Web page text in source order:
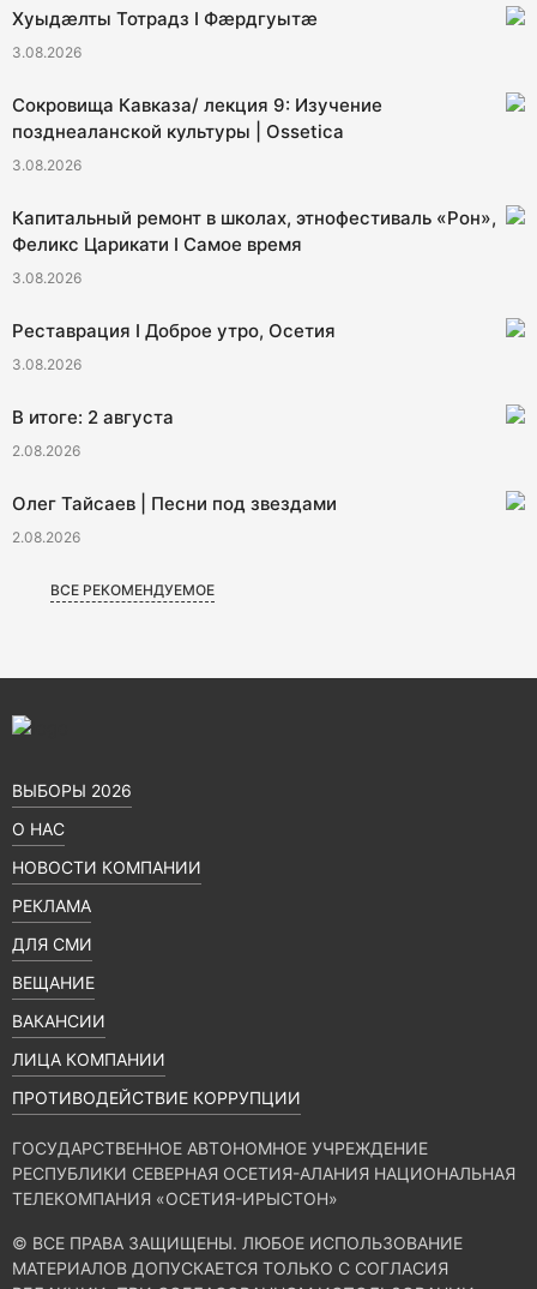
Хуыдæлты Тотрадз I Фæрдгуытæ
3.08.2026
Сокровища Кавказа/ лекция 9: Изучение
позднеаланской культуры | Ossetica
3.08.2026
Капитальный ремонт в школах, этнофестиваль «Рон»,
Феликс Царикати I Самое время
3.08.2026
Реставрация I Доброе утро, Осетия
3.08.2026
В итоге: 2 августа
2.08.2026
Олег Тайсаев | Песни под звездами
2.08.2026
ВСЕ РЕКОМЕНДУЕМОЕ
ВЫБОРЫ 2026
О НАС
НОВОСТИ КОМПАНИИ
РЕКЛАМА
ДЛЯ СМИ
ВЕЩАНИЕ
ВАКАНСИИ
ЛИЦА КОМПАНИИ
ПРОТИВОДЕЙСТВИЕ КОРРУПЦИИ
ГОСУДАРСТВЕННОЕ АВТОНОМНОЕ УЧРЕЖДЕНИЕ
РЕСПУБЛИКИ СЕВЕРНАЯ ОСЕТИЯ-АЛАНИЯ НАЦИОНАЛЬНАЯ
ТЕЛЕКОМПАНИЯ «ОСЕТИЯ-ИРЫСТОН»
© ВСЕ ПРАВА ЗАЩИЩЕНЫ. ЛЮБОЕ ИСПОЛЬЗОВАНИЕ
МАТЕРИАЛОВ ДОПУСКАЕТСЯ ТОЛЬКО С СОГЛАСИЯ